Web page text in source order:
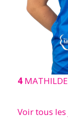
4
Voir tous